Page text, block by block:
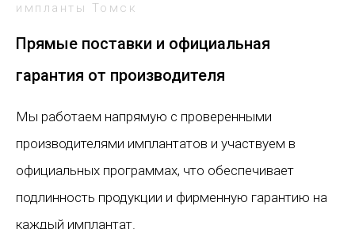
импланты Томск
Прямые поставки и официальная
гарантия от производителя
Мы работаем напрямую с проверенными
производителями имплантатов и участвуем в
официальных программах, что обеспечивает
подлинность продукции и фирменную гарантию на
каждый имплантат.